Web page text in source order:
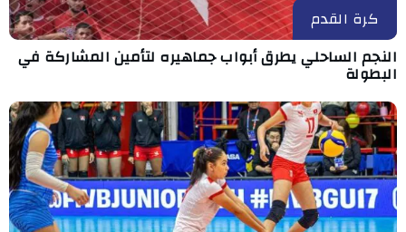
كرة القدم
النجم الساحلي يطرق أبواب جماهيره لتأمين المشاركة في
البطولة